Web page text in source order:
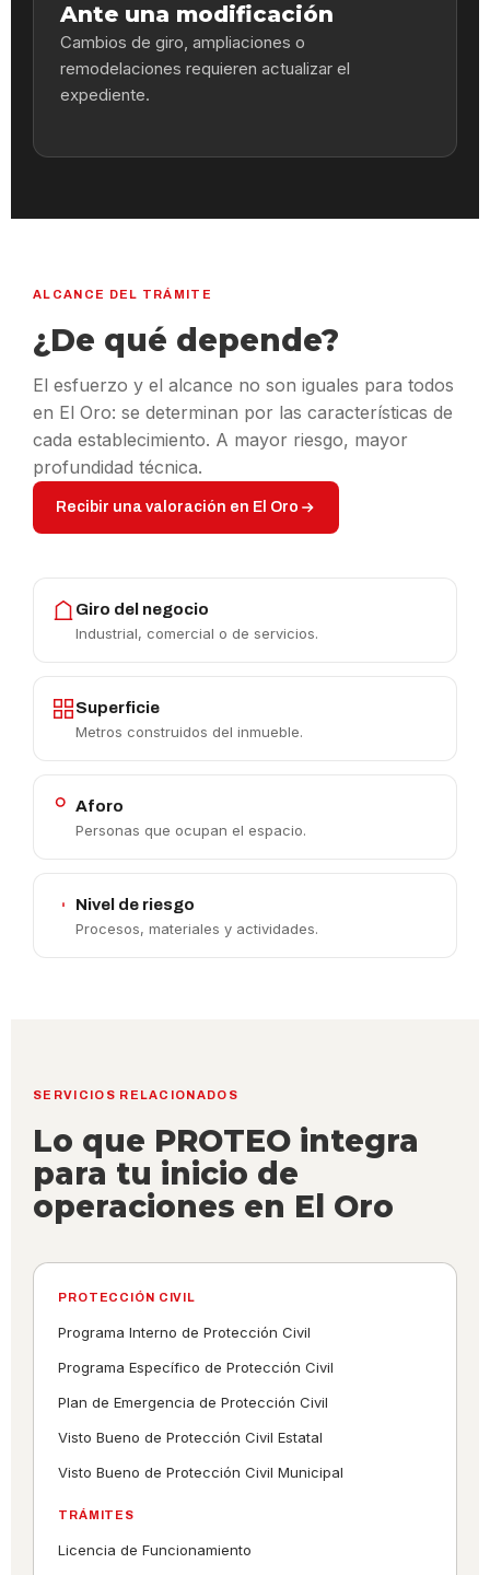
Ante una modificación
Cambios de giro, ampliaciones o
remodelaciones requieren actualizar el
expediente.
ALCANCE DEL TRÁMITE
¿De qué depende?
El esfuerzo y el alcance no son iguales para todos
en El Oro: se determinan por las características de
cada establecimiento. A mayor riesgo, mayor
profundidad técnica.
Recibir una valoración en El Oro
Giro del negocio
Industrial, comercial o de servicios.
Superficie
Metros construidos del inmueble.
Aforo
Personas que ocupan el espacio.
Nivel de riesgo
Procesos, materiales y actividades.
SERVICIOS RELACIONADOS
Lo que PROTEO integra
para tu inicio de
operaciones en El Oro
PROTECCIÓN CIVIL
Programa Interno de Protección Civil
Programa Específico de Protección Civil
Plan de Emergencia de Protección Civil
Visto Bueno de Protección Civil Estatal
Visto Bueno de Protección Civil Municipal
TRÁMITES
Licencia de Funcionamiento